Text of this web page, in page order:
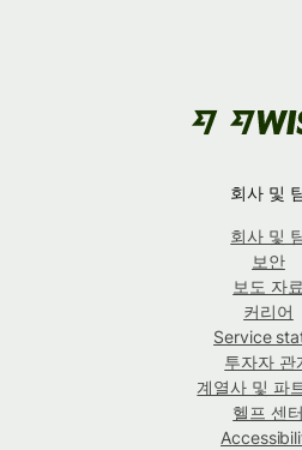
회사 및
회사 및
보안
보도 자료
커리어
Service
투자자 관
계열사 및 파
헬프 센터